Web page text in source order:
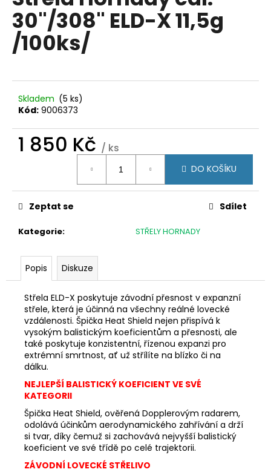
0,0
z
5
hvězdiček.
30"/308" ELD-X 11,5g
/100ks/
Skladem (5 ks)
Kód: 9006373
1 850 Kč / ks
DO KOŠÍKU
Kategorie: STŘELY HORNADY
Zeptat se Sdílet
Popis Diskuze
Střela ELD-X poskytuje závodní přesnost v expanzní
střele, která je účinná na všechny reálné lovecké
vzdálenosti. Špička Heat Shield nejen přispívá k
vysokým balistickým koeficientům a přesnosti, ale
také poskytuje konzistentní, řízenou expanzi pro
extrémní smrtnost, ať už střílíte na blízko či na
dálku.
NEJLEPŠÍ BALISTICKÝ KOEFICIENT VE SVÉ
KATEGORII
Špička Heat Shield, ověřená Dopplerovým radarem,
odolává účinkům aerodynamického zahřívání a drží
si tvar, díky čemuž si zachovává nejvyšší balistický
koeficient ve své třídě po celé trajektorii.
ZÁVODNÍ LOVECKÉ STŘELIVO
a
j
í
?
D
o
o
u
m
PINEWOOD
FURUDAL
HUNTERS
CAMOU
475
Kč